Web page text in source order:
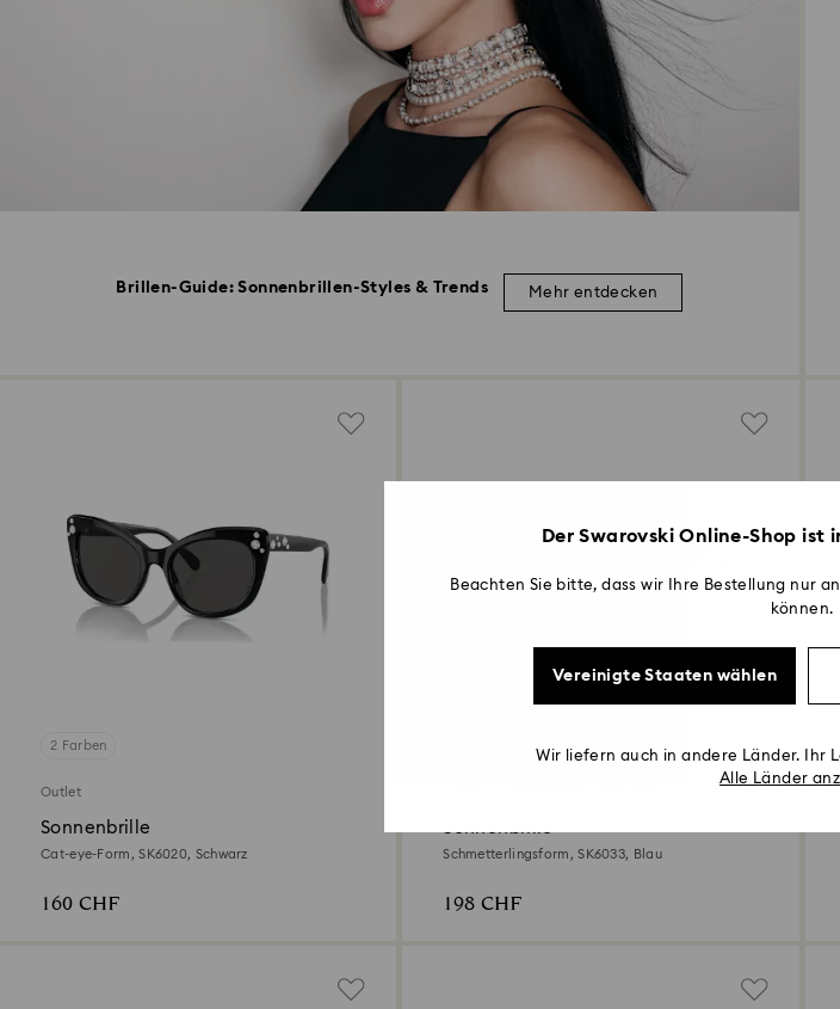
Brillen-Guide: Sonnenbrillen-Styles & Trends Mehr entdecken
2 Farben
Outlet
Sonnenbrille
Cat-eye-Form, SK6020, Schwarz
160 CHF
Sonnenbrille
Schmetterlingsform, SK6033, Blau
198 CHF
Der Swarovski Online-Shop
Beachten Sie bitte, dass wir Ihre Bestellung nur
können.
Vereinigte Staaten wählen
Wir liefern auch in andere Länder. Ihr
Alle Länder